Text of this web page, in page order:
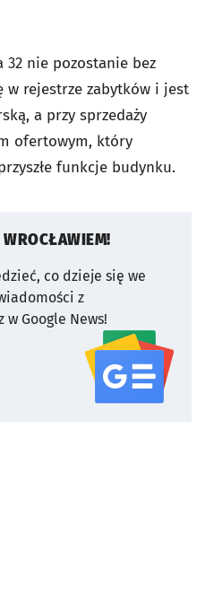
32 nie pozostanie bez
rejestrze zabytków i jest
a przy sprzedaży
ofertowym, który
funkcje budynku.
WROCŁAWIEM!
co dzieje się we
z
Google News!
serwisu